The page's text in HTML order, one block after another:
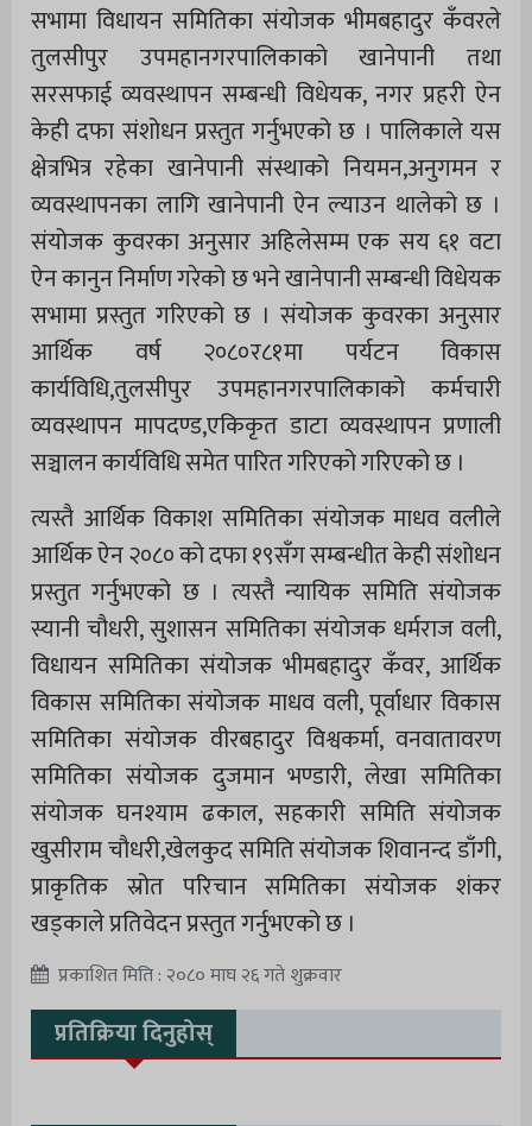
सभामा विधायन समितिका संयोजक भीमबहादुर कँवरले
तुलसीपुर उपमहानगरपालिकाको खानेपानी तथा
सरसफाई व्यवस्थापन सम्बन्धी विधेयक, नगर प्रहरी ऐन
केही दफा संशोधन प्रस्तुत गर्नुभएको छ । पालिकाले यस
क्षेत्रभित्र रहेका खानेपानी संस्थाको नियमन,अनुगमन र
व्यवस्थापनका लागि खानेपानी ऐन ल्याउन थालेको छ ।
संयोजक कुवरका अनुसार अहिलेसम्म एक सय ६१ वटा
ऐन कानुन निर्माण गरेको छ भने खानेपानी सम्बन्धी विधेयक
सभामा प्रस्तुत गरिएको छ । संयोजक कुवरका अनुसार
आर्थिक वर्ष २०८०र८१मा पर्यटन विकास
कार्यविधि,तुलसीपुर उपमहानगरपालिकाको कर्मचारी
व्यवस्थापन मापदण्ड,एकिकृत डाटा व्यवस्थापन प्रणाली
सञ्चालन कार्यविधि समेत पारित गरिएको गरिएको छ ।
त्यस्तै आर्थिक विकाश समितिका संयोजक माधव वलीले
आर्थिक ऐन २०८० को दफा १९सँग सम्बन्धीत केही संशोधन
प्रस्तुत गर्नुभएको छ । त्यस्तै न्यायिक समिति संयोजक
स्यानी चौधरी, सुशासन समितिका संयोजक धर्मराज वली,
विधायन समितिका संयोजक भीमबहादुर कँवर, आर्थिक
विकास समितिका संयोजक माधव वली, पूर्वाधार विकास
समितिका संयोजक वीरबहादुर विश्वकर्मा, वनवातावरण
समितिका संयोजक दुजमान भण्डारी, लेखा समितिका
संयोजक घनश्याम ढकाल, सहकारी समिति संयोजक
खुसीराम चौधरी,खेलकुद समिति संयोजक शिवानन्द डाँगी,
प्राकृतिक स्रोत परिचान समितिका संयोजक शंकर
खड्काले प्रतिवेदन प्रस्तुत गर्नुभएको छ ।
प्रकाशित मिति : २०८० माघ २६ गते शुक्रवार
प्रतिक्रिया दिनुहोस्